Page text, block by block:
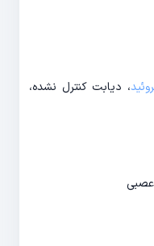
، دیابت کنترل نشده،
عصبی